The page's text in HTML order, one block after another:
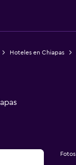
Hoteles en Chiapas
Fotos